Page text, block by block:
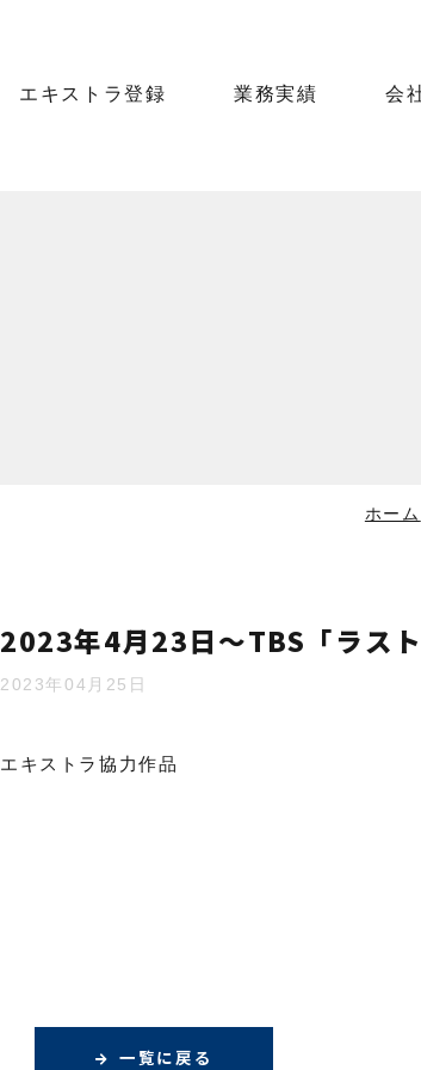
エキストラ登録 業務実績 会
ホーム
2023年4月23日～TBS「ラス
2023年04月25日
エキストラ協力作品
一覧に戻る